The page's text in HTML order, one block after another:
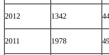
2012 1342
2011 1978